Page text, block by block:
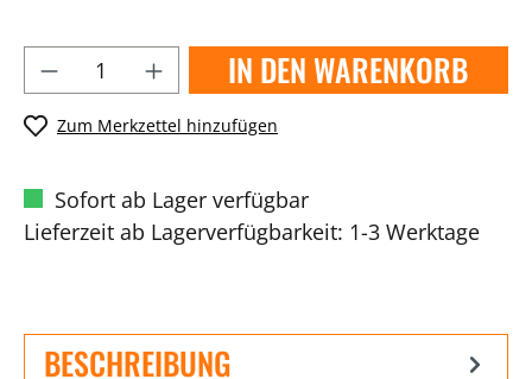
IN DEN WARENKORB
Zum Merkzettel hinzufügen
Sofort ab Lager verfügbar
Lieferzeit ab Lagerverfügbarkeit: 1-3 Werktage
BESCHREIBUNG